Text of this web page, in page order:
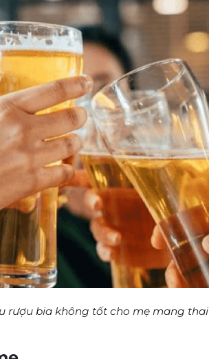
rượu bia không tốt cho mẹ mang thai